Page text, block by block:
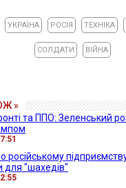
УКРАЇНА РОСІЯ ТЕХНІКА
СОЛДАТИ ВІЙНА
»
та ППО: Зеленський
російському
для "шахедів"